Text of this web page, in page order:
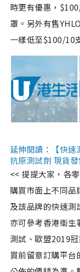
時更有優惠，
罩。另外有售
一樣低至$100/10
延伸閱讀：【快
抗原測試劑 現貨
<< 提提大家，各
購買市面上不同品
及該品牌的快速測
亦可參考香港衞
測試、歐盟2019
買前留意訂購平